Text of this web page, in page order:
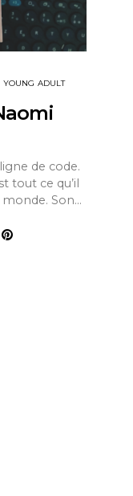
YOUNG ADULT
de code.
tout ce qu’il
monde. Son…